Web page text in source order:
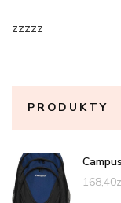
zzzzz
PRODUKTY
168,40